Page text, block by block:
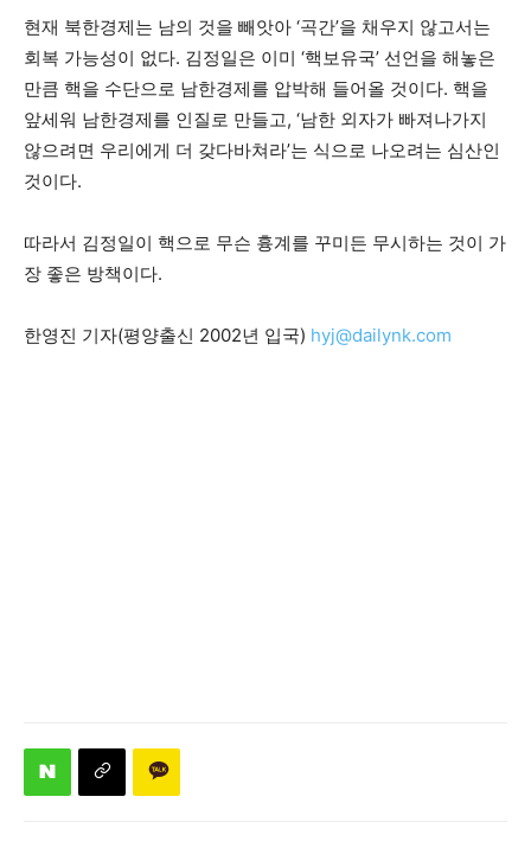
현재 북한경제는 남의 것을 빼앗아 ‘곡간’을 채우지 않고서는
회복 가능성이 없다. 김정일은 이미 ‘핵보유국’ 선언을 해놓은
만큼 핵을 수단으로 남한경제를 압박해 들어올 것이다. 핵을
앞세워 남한경제를 인질로 만들고, ‘남한 외자가 빠져나가지
않으려면 우리에게 더 갖다바쳐라’는 식으로 나오려는 심산인
것이다.
따라서 김정일이 핵으로 무슨 흉계를 꾸미든 무시하는 것이 가
장 좋은 방책이다.
한영진 기자(평양출신 2002년 입국) hyj@dailynk.com